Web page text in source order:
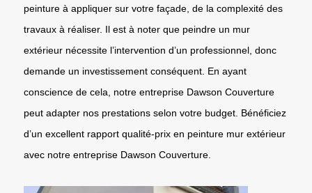
peinture à appliquer sur votre façade, de la complexité des
travaux à réaliser. Il est à noter que peindre un mur
extérieur nécessite l’intervention d’un professionnel, donc
demande un investissement conséquent. En ayant
conscience de cela, notre entreprise Dawson Couverture
peut adapter nos prestations selon votre budget. Bénéficiez
d’un excellent rapport qualité-prix en peinture mur extérieur
avec notre entreprise Dawson Couverture.